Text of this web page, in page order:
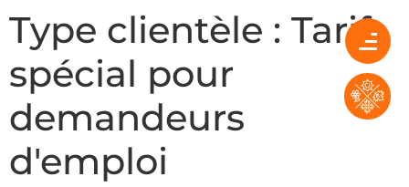
Type clientèle : Tarif
spécial pour
demandeurs
d'emploi